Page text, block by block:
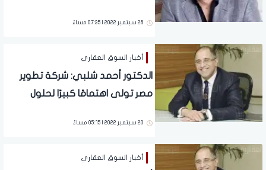
26 سبتمبر 2022 | 07:35 مساءً
أخبار السوق العقاري
الدكتور أحمد شلبي: شركة تطوير
مصر تولى اهتمامًا كبيرًا لحلول
20 سبتمبر 2022 | 05:15 مساءً
أخبار السوق العقاري